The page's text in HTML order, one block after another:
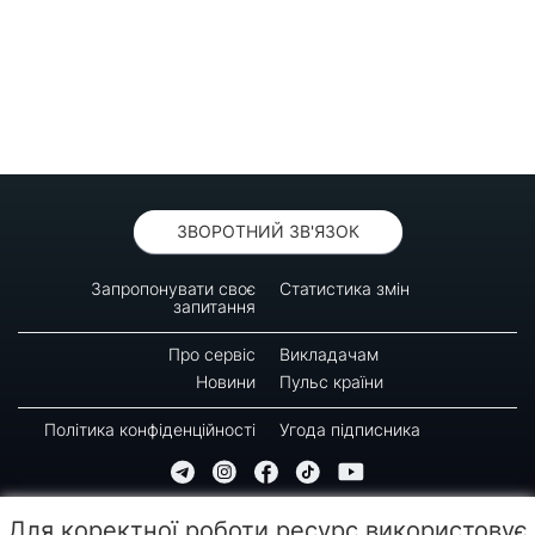
ЗВОРОТНИЙ ЗВ'ЯЗОК
Запропонувати своє
запитання
Статистика змін
Про сервіс
Викладачам
Новини
Пульс країни
Політика конфіденційності Угода підписника